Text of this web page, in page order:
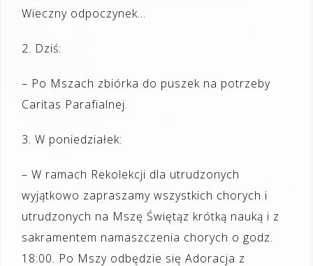
Wieczny odpoczynek…
2. Dziś:
– Po Mszach zbiórka do puszek na potrzeby
Caritas Parafialnej.
3. W poniedziałek:
– W ramach Rekolekcji dla utrudzonych
wyjątkowo zapraszamy wszystkich chorych i
utrudzonych na Mszę Świętąz krótką nauką i z
sakramentem namaszczenia chorych o godz.
18:00. Po Mszy odbędzie się Adoracja z